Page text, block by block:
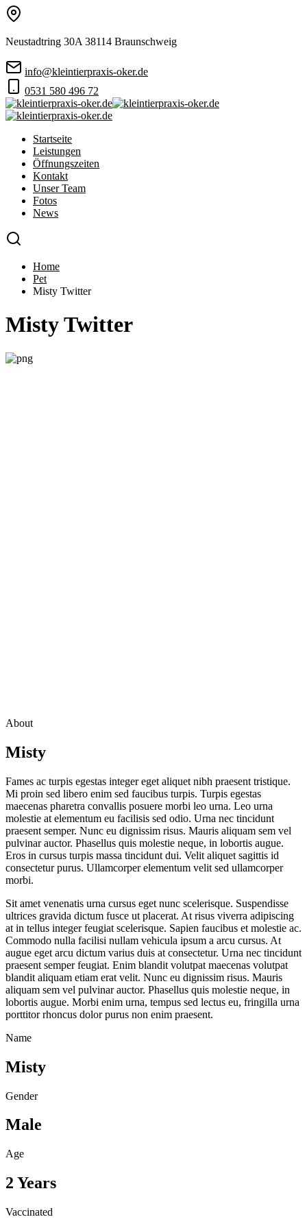
Neustadtring 30A 38114 Braunschweig
info@kleintierpraxis-oker.de
0531 580 496 72
Startseite
Leistungen
Öffnungszeiten
Kontakt
Unser Team
Fotos
News
Home
Pet
Misty Twitter
Misty Twitter
About
Misty
Fames ac turpis egestas integer eget aliquet nibh praesent tristique.
Mi proin sed libero enim sed faucibus turpis. Turpis egestas
maecenas pharetra convallis posuere morbi leo urna. Leo urna
molestie at elementum eu facilisis sed odio. Urna nec tincidunt
praesent semper. Nunc eu dignissim risus. Mauris aliquam sem vel
pulvinar auctor. Phasellus quis molestie neque, in lobortis augue.
Eros in cursus turpis massa tincidunt dui. Velit aliquet sagittis id
consectetur purus. Ullamcorper elementum velit sed ullamcorper
morbi.
Sit amet venenatis urna cursus eget nunc scelerisque. Suspendisse
ultrices gravida dictum fusce ut placerat. At risus viverra adipiscing
at in tellus integer feugiat scelerisque. Sapien faucibus et molestie ac.
Commodo nulla facilisi nullam vehicula ipsum a arcu cursus. At
augue eget arcu dictum varius duis at consectetur. Urna nec tincidunt
praesent semper feugiat. Enim blandit volutpat maecenas volutpat
blandit aliquam etiam erat velit. Nunc eu dignissim risus. Mauris
aliquam sem vel pulvinar auctor. Phasellus quis molestie neque, in
lobortis augue. Morbi enim urna, tempus sed lectus eu, fringilla urna
porttitor rhoncus dolor purus non enim praesent.
Name
Misty
Gender
Male
Age
2 Years
Vaccinated